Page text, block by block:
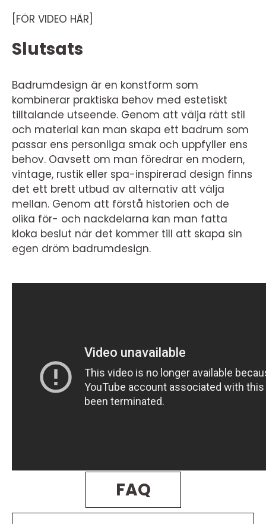
[FÖR VIDEO HÄR]
Slutsats
Badrumdesign är en konstform som
kombinerar praktiska behov med estetiskt
tilltalande utseende. Genom att välja rätt stil
och material kan man skapa ett badrum som
passar ens personliga smak och uppfyller ens
behov. Oavsett om man föredrar en modern,
vintage, rustik eller spa-inspirerad design finns
det ett brett utbud av alternativ att välja
mellan. Genom att förstå historien och de
olika för- och nackdelarna kan man fatta
kloka beslut när det kommer till att skapa sin
egen dröm badrumdesign.
FAQ